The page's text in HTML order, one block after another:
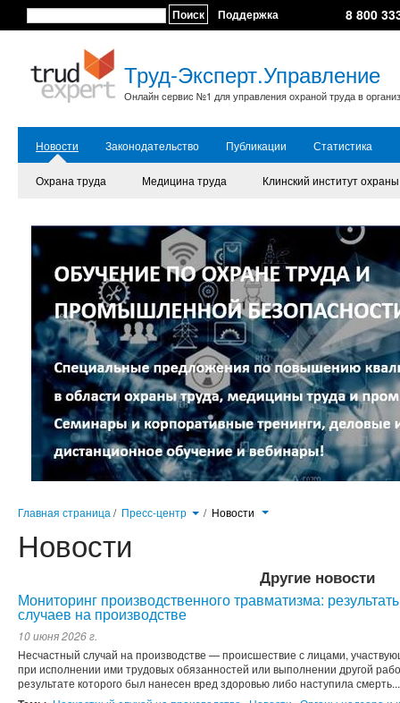
Поиск Поддержка 8 800
Труд-Эксперт.Управление
Онлайн сервис №1 для управления охраной труда в
Новости Законодательство Публикации Статистика
Охрана труда Медицина труда Клинский институт
Главная страница / Пресс-центр / Новости
Новости
Другие новости
Мониторинг производственного травматизма:
случаев на производстве
10 июня 2026 г.
Несчастный случай на производстве — происшествие с лицами,
при исполнении ими трудовых обязанностей или выполнении другой
результате которого был нанесен вред здоровью либо наступила смерть...